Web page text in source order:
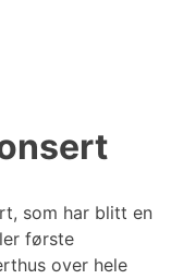
som har blitt en
første
over hele